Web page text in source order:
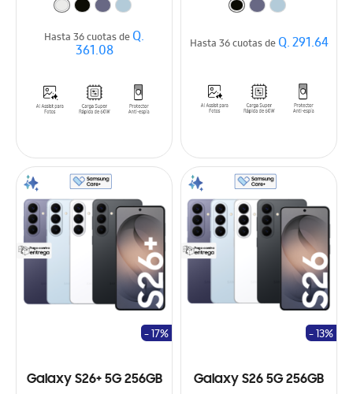
Hasta 36 cuotas deQ.
361.08 Hasta 36 cuotas deQ. 291.64
Galaxy S26+ 5G 256GB
- 17%
Galaxy S26 5G 256GB
- 13%